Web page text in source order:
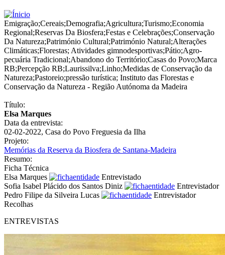
Emigração;Cereais;Demografia;Agricultura;Turismo;Economia
Regional;Reservas Da Biosfera;Festas e Celebrações;Conservação
Da Natureza;Património Cultural;Património Natural;Alterações
Climáticas;Florestas; Atividades gimnodesportivas;Pátio;Agro-
pecuária Tradicional;Abandono do Território;Casas do Povo;Marca
RB;Percepção RB;Laurissilva;Linho;Medidas de Conservação da
Natureza;Pastoreio;pressão turística; Instituto das Florestas e
Conservação da Natureza - Região Autónoma da Madeira
Título:
Elsa Marques
Data da entrevista:
02-02-2022, Casa do Povo Freguesia da Ilha
Projeto:
Memórias da Reserva da Biosfera de Santana-Madeira
Resumo:
Ficha Técnica
Elsa Marques
Entrevistado
Sofia Isabel Plácido dos Santos Diniz
Entrevistador
Pedro Filipe da Silveira Lucas
Entrevistador
Recolhas
ENTREVISTAS